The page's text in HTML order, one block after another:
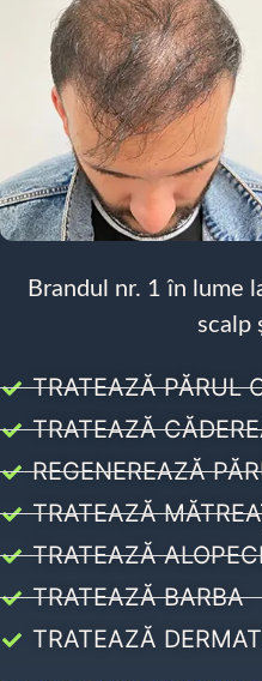
Brandul nr. 1 în lume
scalp
TRATEAZĂ PĂRUL
TRATEAZĂ
REGENEREAZĂ
TRATEAZĂ
TRATEAZĂ
TRATEAZĂ BARBA
TRATEAZĂ